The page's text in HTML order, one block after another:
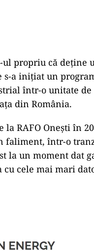
ul propriu că deține
s-a inițiat un
într-o unitate
din România.
RAFO Onești în
faliment, într-o
la un moment dat
cele mai mari